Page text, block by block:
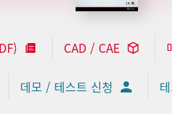
CAD / CAE
데모 / 테스트 신청